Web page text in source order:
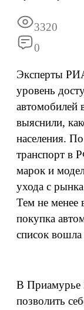
3320
0
Эксперты
уровень
автомобилей
выяснили,
населения.
транспорт в
марок и
ухода с
Тем не менее
покупка
список
В Приамурье
позволить